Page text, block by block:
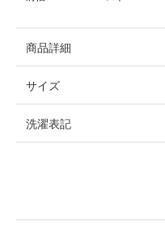
商品詳細
サイズ
洗濯表記